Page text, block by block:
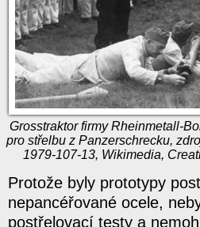
Grosstraktor firmy Rheinmetall-
pro střelbu z Panzerschrecku,
1979-107-13, Wikimedia,
Protože byly prototypy
nepancéřované ocele,
postřelovací testy a